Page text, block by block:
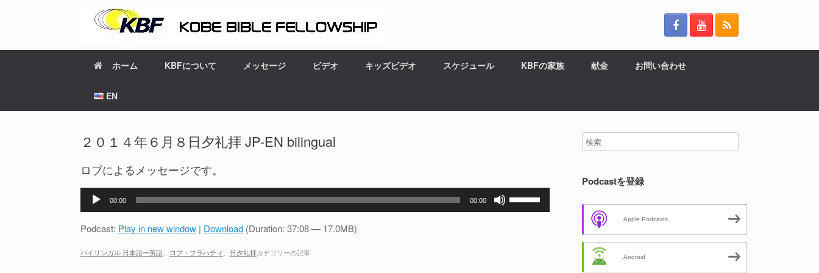
ホーム KBFについて メッセージ ビデオ キッズビデオ スケジュール KBFの家族 献金 お問い合わせ
EN
２０１４年６月８日夕礼拝 JP-EN bilingual
ロブによるメッセージです。
プ
ー
00:00 00:00
Podcast: Play in new window | Download (Duration: 37:08 — 17.0MB)
バイリンガル 日本語ー英語 ロブ・フラハティ 日夕礼拝カテゴリーの記事
Podcastを登録
Apple Podcasts
Android